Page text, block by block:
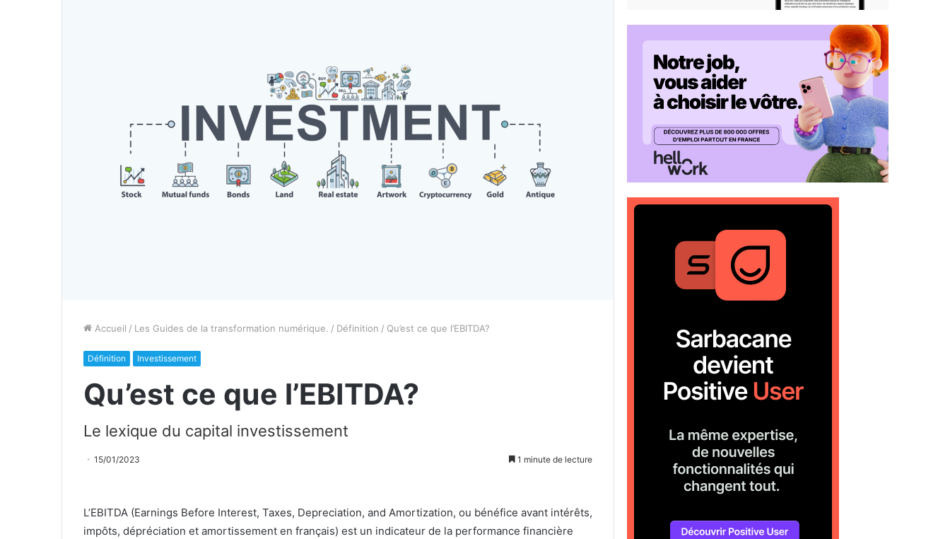
Accueil / Les Guides de la transformation numérique. / Définition / Qu’est ce que l’EBITDA?
Définition Investissement
Qu’est ce que l’EBITDA?
Le lexique du capital investissement
15/01/2023 1 minute de lecture
L’EBITDA (Earnings Before Interest, Taxes, Depreciation, and Amortization, ou bénéfice avant intérêts,
impôts, dépréciation et amortissement en français) est un indicateur de la performance financière